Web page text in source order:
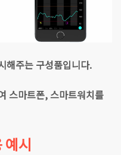
해주는 구성품입니다.
스마트폰, 스마트워치를
예시